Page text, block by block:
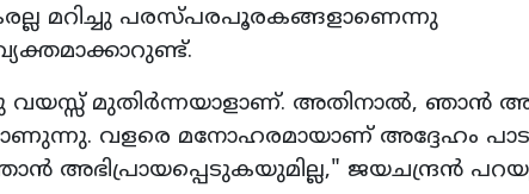
മറിച്ചു പരസ്പരപൂരകങ്ങളാണെന്നു
മുതിർന്നയാളാണ്. അതിനാൽ, ഞാൻ
വളരെ മനോഹരമായാണ് അദ്ദേഹം
അഭിപ്രായപ്പെടുകയുമില്ല," ജയചന്ദ്രൻ